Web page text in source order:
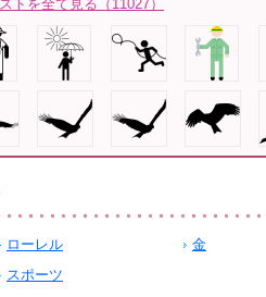
トを全て見る（11027）
ローレル 金
スポーツ